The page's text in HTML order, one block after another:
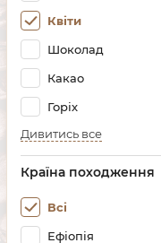
Квіти
Шоколад
Какао
Горіх
Дивитись все
Країна походження
Всі
Ефіопія